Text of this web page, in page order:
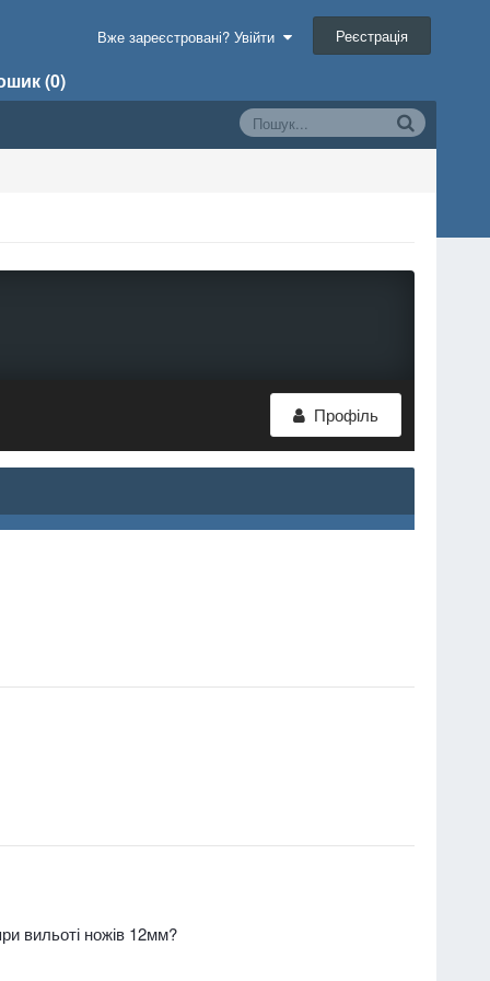
(0)
Вже зареєстровані? Увійти Реєстрація
Профіль
вильоті ножів 12мм?